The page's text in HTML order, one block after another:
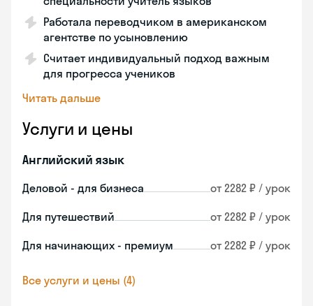
Работала переводчиком в американском
агентстве по усыновлению
Считает индивидуальный подход важным
для прогресса учеников
Читать дальше
Услуги и цены
Английский язык
Деловой - для бизнеса от 2282 ₽ / урок
Для путешествий от 2282 ₽ / урок
Для начинающих - премиум от 2282 ₽ / урок
Все услуги и цены (4)